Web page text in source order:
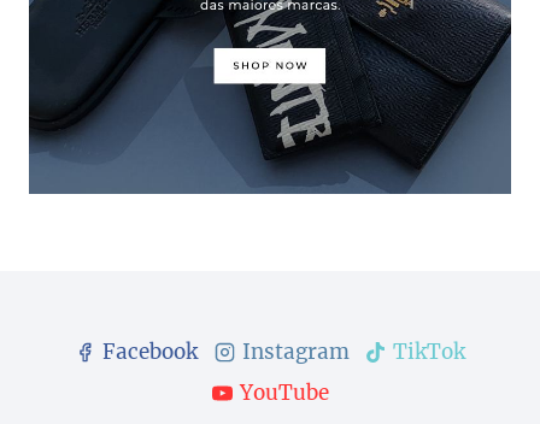
Facebook Instagram
TikTok
YouTube